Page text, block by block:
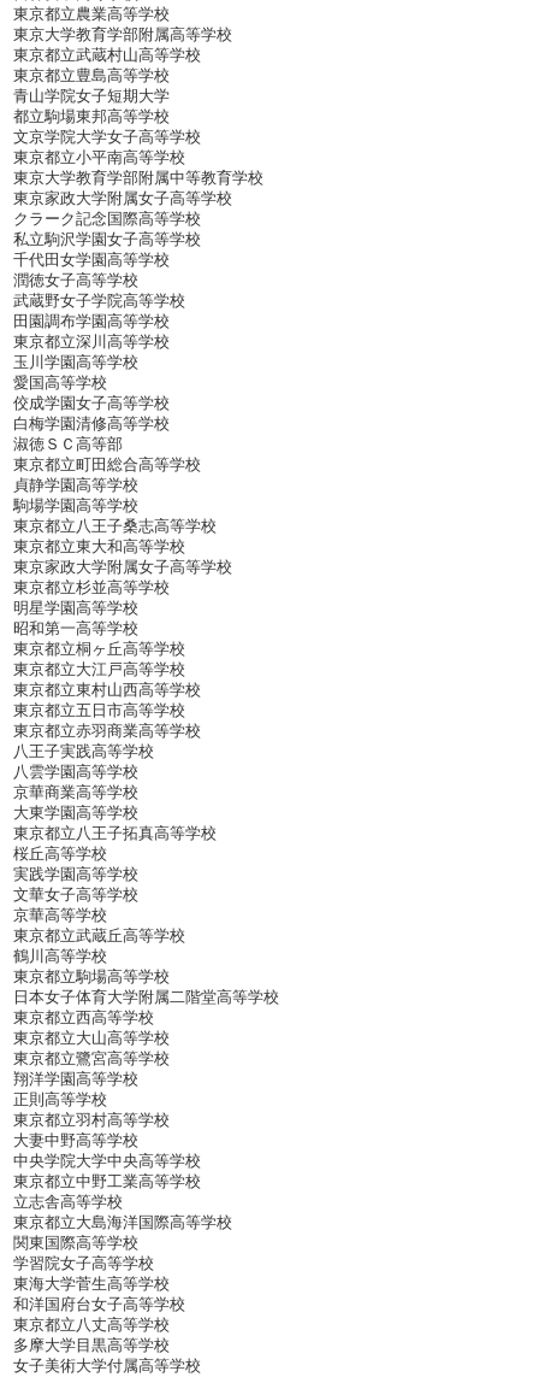
東京都立農業高等学校
東京大学教育学部附属高等学校
東京都立武蔵村山高等学校
東京都立豊島高等学校
青山学院女子短期大学
都立駒場東邦高等学校
文京学院大学女子高等学校
東京都立小平南高等学校
東京大学教育学部附属中等教育学校
東京家政大学附属女子高等学校
クラーク記念国際高等学校
私立駒沢学園女子高等学校
千代田女学園高等学校
潤徳女子高等学校
武蔵野女子学院高等学校
田園調布学園高等学校
東京都立深川高等学校
玉川学園高等学校
愛国高等学校
佼成学園女子高等学校
白梅学園清修高等学校
淑徳ＳＣ高等部
東京都立町田総合高等学校
貞静学園高等学校
駒場学園高等学校
東京都立八王子桑志高等学校
東京都立東大和高等学校
東京家政大学附属女子高等学校
東京都立杉並高等学校
明星学園高等学校
昭和第一高等学校
東京都立桐ヶ丘高等学校
東京都立大江戸高等学校
東京都立東村山西高等学校
東京都立五日市高等学校
東京都立赤羽商業高等学校
八王子実践高等学校
八雲学園高等学校
京華商業高等学校
大東学園高等学校
東京都立八王子拓真高等学校
桜丘高等学校
実践学園高等学校
文華女子高等学校
京華高等学校
東京都立武蔵丘高等学校
鶴川高等学校
東京都立駒場高等学校
日本女子体育大学附属二階堂高等学校
東京都立西高等学校
東京都立大山高等学校
東京都立鷺宮高等学校
翔洋学園高等学校
正則高等学校
東京都立羽村高等学校
大妻中野高等学校
中央学院大学中央高等学校
東京都立中野工業高等学校
立志舎高等学校
東京都立大島海洋国際高等学校
関東国際高等学校
学習院女子高等学校
東海大学菅生高等学校
和洋国府台女子高等学校
東京都立八丈高等学校
多摩大学目黒高等学校
女子美術大学付属高等学校